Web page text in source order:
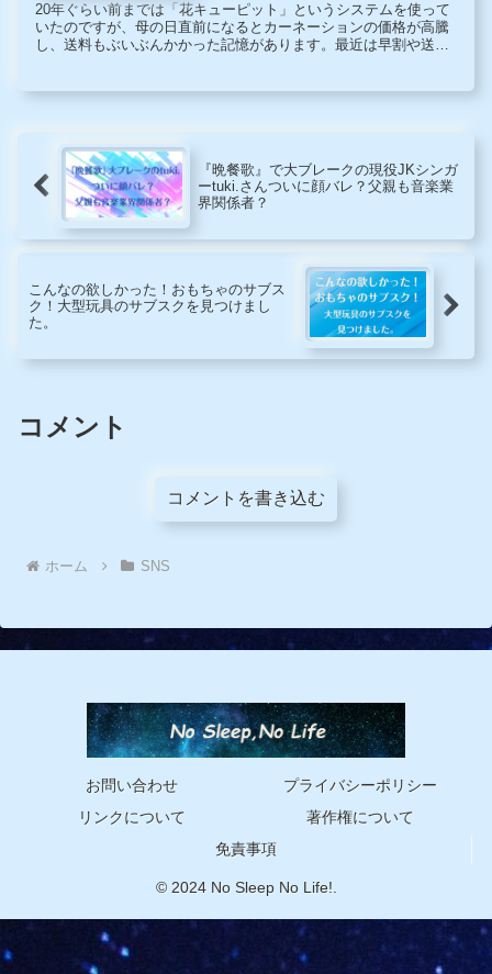
20年ぐらい前までは「花キューピット」というシステムを使って
いたのですが、母の日直前になるとカーネーションの価格が高騰
し、送料もぶいぶんかかった記憶があります。最近は早割や送料
『晩餐歌』で大ブレークの現役JKシンガ
ーtuki.さんついに顔バレ？父親も音楽業
界関係者？
こんなの欲しかった！おもちゃのサブス
ク！大型玩具のサブスクを見つけまし
た。
コメント
コメントを書き込む
ホーム SNS
お問い合わせ
プライバシーポリシー
リンクについて
著作権について
免責事項
© 2024 No Sleep No Life!.